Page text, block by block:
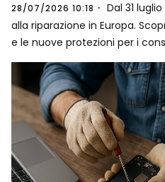
28/07/2026 10:18
Dal 31
alla riparazione in Europa.
e le nuove protezioni per i